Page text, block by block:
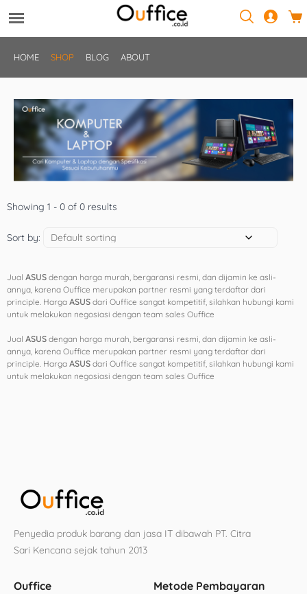
HOME SHOP BLOG ABOUT
Showing 1 - 0 of 0 results
Sort by:
Jual ASUS dengan harga murah, bergaransi resmi, dan dijamin ke asli-
annya, karena Ouffice merupakan partner resmi yang terdaftar dari
principle. Harga ASUS dari Ouffice sangat kompetitif, silahkan hubungi kami
untuk melakukan negosiasi dengan team sales Ouffice
Jual ASUS dengan harga murah, bergaransi resmi, dan dijamin ke asli-
annya, karena Ouffice merupakan partner resmi yang terdaftar dari
principle. Harga ASUS dari Ouffice sangat kompetitif, silahkan hubungi kami
untuk melakukan negosiasi dengan team sales Ouffice
Penyedia produk barang dan jasa IT dibawah PT. Citra
Sari Kencana sejak tahun 2013
Ouffice Metode Pembayaran